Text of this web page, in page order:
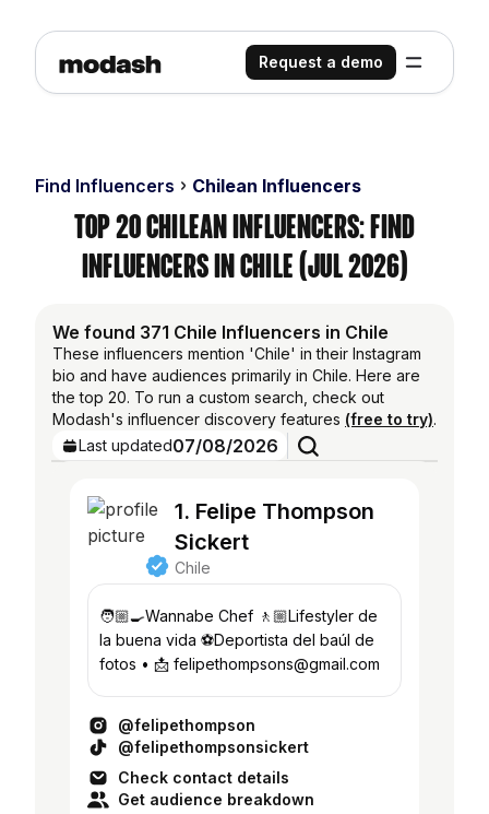
Request a demo
Find Influencers Chilean Influencers
Top 20 Chilean Influencers: Find
Influencers in Chile (Jul 2026)
We found 371 Chile Influencers in Chile
These influencers mention 'Chile' in their Instagram
bio and have audiences primarily in Chile. Here are
the top 20. To run a custom search, check out
Modash's influencer discovery features (free to try).
Last updated07/08/2026
1. Felipe Thompson
Sickert
Chile
🧑🏼‍🍳Wannabe Chef 🚶🏼Lifestyler de
la buena vida ⚽️Deportista del baúl de
fotos • 📩 felipethompsons@gmail.com
@felipethompson
@felipethompsonsickert
Check contact details
Get audience breakdown